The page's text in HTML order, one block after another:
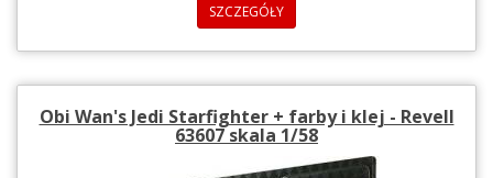
SZCZEGÓŁY
Obi Wan's Jedi Starfighter + farby i klej - Revell
63607 skala 1/58